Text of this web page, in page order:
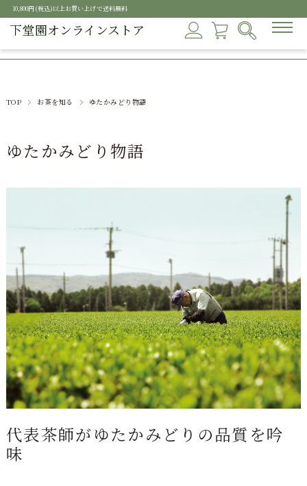
下堂園オンラインストア
10,800円(税込)以上お買い上げで送料無料
TOP お茶を知る ゆたかみどり物語
ゆたかみどり物語
代表茶師がゆたかみどりの品質を吟
味